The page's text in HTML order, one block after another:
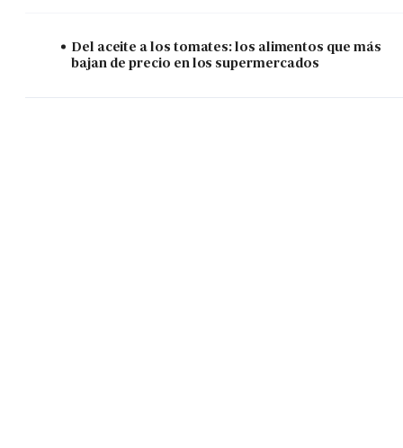
Del aceite a los tomates: los alimentos que más
bajan de precio en los supermercados